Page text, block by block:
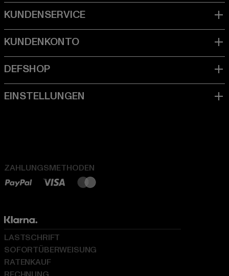
ZAHLUNGSMETHODEN
LASTSCHRIFT
SOFORTÜBERWEISUNG
RATENKAUF